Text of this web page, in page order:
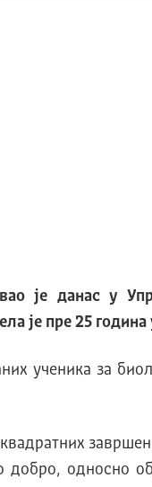
је данас у
је пре 25
ученика за
односно